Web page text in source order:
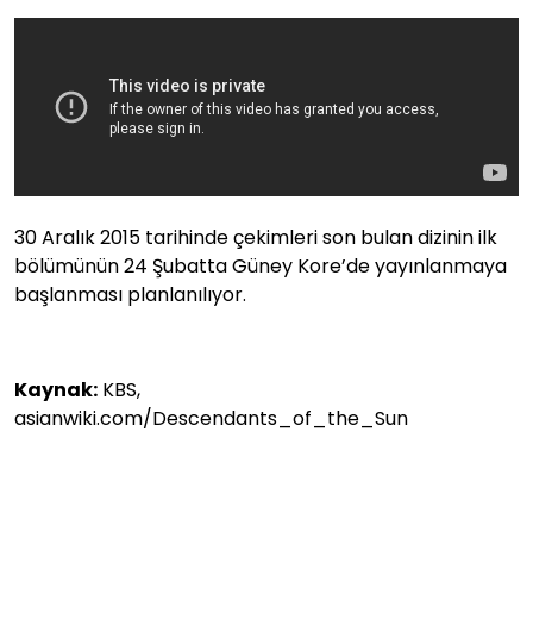
30 Aralık 2015 tarihinde çekimleri son bulan dizinin ilk
bölümünün 24 Şubatta Güney Kore’de yayınlanmaya
başlanması planlanılıyor.
Kaynak: KBS,
asianwiki.com/Descendants_of_the_Sun